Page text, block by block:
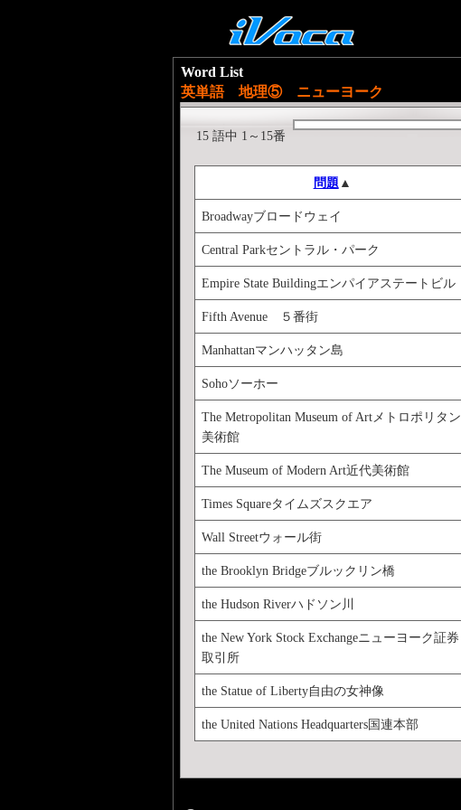
Word List
英単語 地理⑤ ニューヨーク
15 語中 1～15番
問題 ▲
Broadwayブロードウェイ
Central Parkセントラル・パーク
Empire State Buildingエンパイアステートビル
Fifth Avenue ５番街
Manhattanマンハッタン島
Sohoソーホー
The Metropolitan Museum of Artメトロポリタン
美術館
The Museum of Modern Art近代美術館
Times Squareタイムズスクエア
Wall Streetウォール街
the Brooklyn Bridgeブルックリン橋
the Hudson Riverハドソン川
the New York Stock Exchangeニューヨーク証券
取引所
the Statue of Liberty自由の女神像
the United Nations Headquarters国連本部